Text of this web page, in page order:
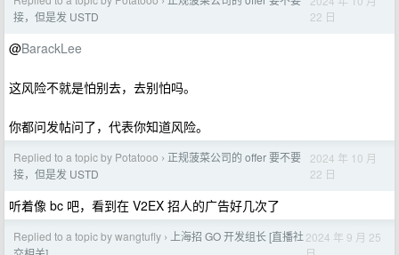
接，但是发 USTD
22 日
@BarackLee
这风险不就是怕别去，去别怕吗。
你都问发帖问了，代表你知道风险。
Replied to a topic by Potatooo › 正规菠菜公司的 offer 要不要
接，但是发 USTD
2024 年 10 月
22 日
听着像 bc 吧，看到在 V2EX 招人的广告好几次了
Replied to a topic by wangtufly ›
上海招 GO 开发组长 [直播社2024 年 9 月 25